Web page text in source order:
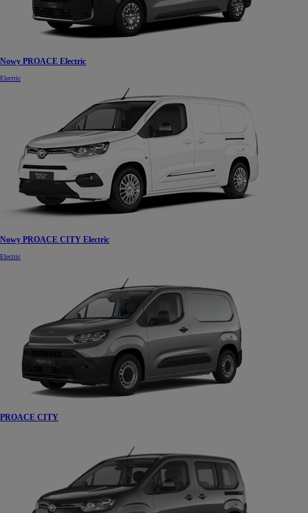
Nowy PROACE Electric
Electric
Nowy PROACE CITY Electric
Electric
PROACE CITY